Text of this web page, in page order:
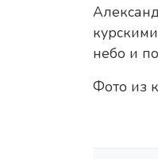
небо и
Фото из